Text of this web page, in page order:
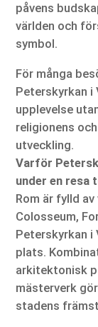
påvens
världen och
symbol.
För många
Peterskyrkan i
upplevelse
religionens
utveckling.
Varför
under en resa
Rom är fylld
Colosseum,
Peterskyrkan i
plats.
arkitektonisk
mästerverk
stadens